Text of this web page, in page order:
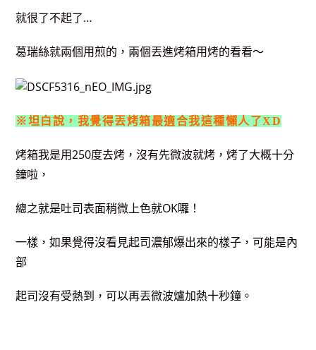
就很了不起了…
葛瑞絲就兩個用煎的，兩個丟進烤箱用烤的看看～
※坦白說，我覺得丟烤箱最適合我這種懶人了XD
烤箱我是用250度去烤，沒有先微波就烤，烤了大概十分
鐘啦，
總之就是吐司表面稍微上色就OK囉！
一樣，如果覺得沒看見起司濃郁爆出來的樣子，可能是內
部
起司沒有受熱到，可以再丟微波爐加熱十秒鐘。